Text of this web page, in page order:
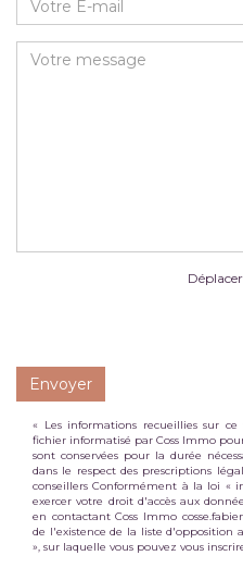
Envoyer
« Les informations recueillies sur
fichier informatisé par Coss Immo
sont conservées pour la durée
dans le respect des prescriptions
conseillers Conformément à la loi «
exercer votre droit d'accès aux
en contactant Coss Immo
de l'existence de la liste d'opposition
», sur laquelle vous pouvez vous